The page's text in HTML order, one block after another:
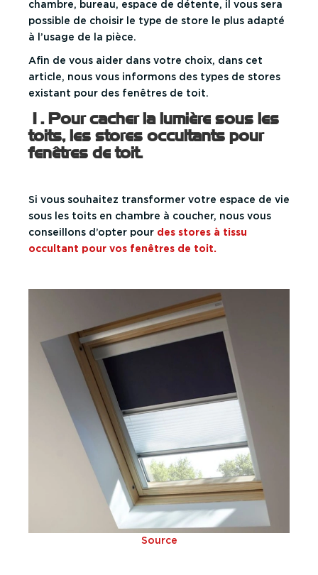
chambre, bureau, espace de détente, il vous sera
possible de choisir le type de store le plus adapté
à l’usage de la pièce.
Afin de vous aider dans votre choix, dans cet
article, nous vous informons des types de stores
existant pour des fenêtres de toit.
1. Pour cacher la lumière sous les
toits, les stores occultants pour
fenêtres de toit.
Si vous souhaitez transformer votre espace de vie
sous les toits en chambre à coucher, nous vous
conseillons d’opter pour des stores à tissu
occultant pour vos fenêtres de toit.
Source